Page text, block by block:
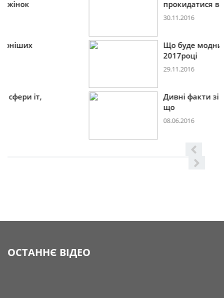
Що буде модним у
Дивні факти зі сфери іт,
ОСТАННЄ ВІДЕО